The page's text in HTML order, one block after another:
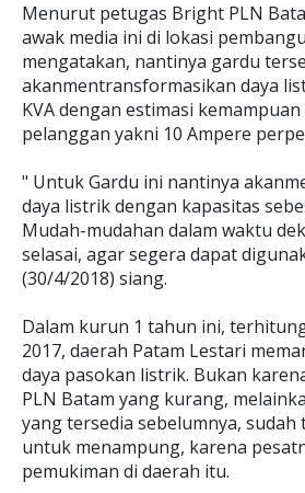
Menurut petugas Bright PLN
awak media ini di lokasi
mengatakan, nantinya gardu
akanmentransformasikan daya
KVA dengan estimasi
pelanggan yakni 10 Ampere
" Untuk Gardu ini nantinya
daya listrik dengan kapasitas
Mudah-mudahan dalam waktu
selasai, agar segera dapat
(30/4/2018) siang.
Dalam kurun 1 tahun ini,
2017, daerah Patam Lestari
daya pasokan listrik. Bukan
PLN Batam yang kurang,
yang tersedia sebelumnya, sudah
untuk menampung, karena
pemukiman di daerah itu.